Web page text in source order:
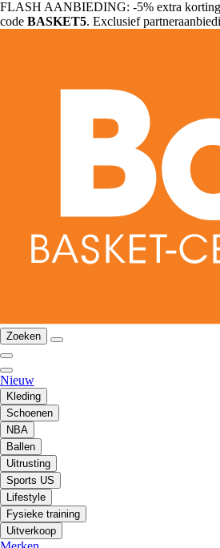
FLASH AANBIEDING: -5% extra korting
code BASKET5. Exclusief
Zoeken
Nieuw
Kleding
Schoenen
NBA
Ballen
Uitrusting
Sports US
Lifestyle
Fysieke training
Uitverkoop